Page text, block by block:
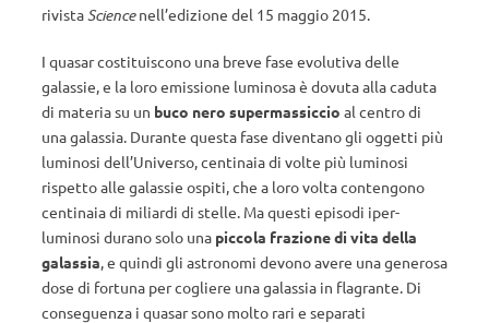
rivistaSciencenell’edizione del 15 maggio 2015.
I quasar costituiscono una breve fase evolutiva delle
galassie, e la loro emissione luminosa è dovuta alla caduta
di materia su un buco nero supermassiccio al centro di
una galassia. Durante questa fase diventano gli oggetti più
luminosi dell’Universo, centinaia di volte più luminosi
rispetto alle galassie ospiti, che a loro volta contengono
centinaia di miliardi di stelle. Ma questi episodi iper-
luminosi durano solo una piccola frazione di vita della
galassia, e quindi gli astronomi devono avere una generosa
dose di fortuna per cogliere una galassia in flagrante. Di
conseguenza i quasar sono molto rari e separati